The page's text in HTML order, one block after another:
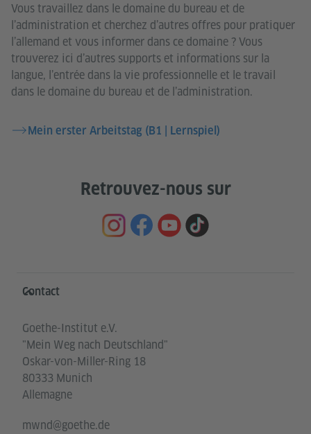
Vous travaillez dans le domaine du bureau et de
l’administration et cherchez d’autres offres pour pratiquer
l’allemand et vous informer dans ce domaine ? Vous
trouverez ici d’autres supports et informations sur la
langue, l’entrée dans la vie professionnelle et le travail
dans le domaine du bureau et de l’administration.
Mein erster Arbeitstag (B1 | Lernspiel)
Retrouvez-nous sur
Service- und Informationsbereich
Contact
Goethe-Institut e.V.
"Mein Weg nach Deutschland"
Oskar-von-Miller-Ring 18
80333 Munich
Allemagne
mwnd@goethe.de